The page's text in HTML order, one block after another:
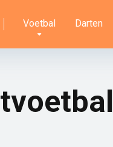
Voetbal Darten